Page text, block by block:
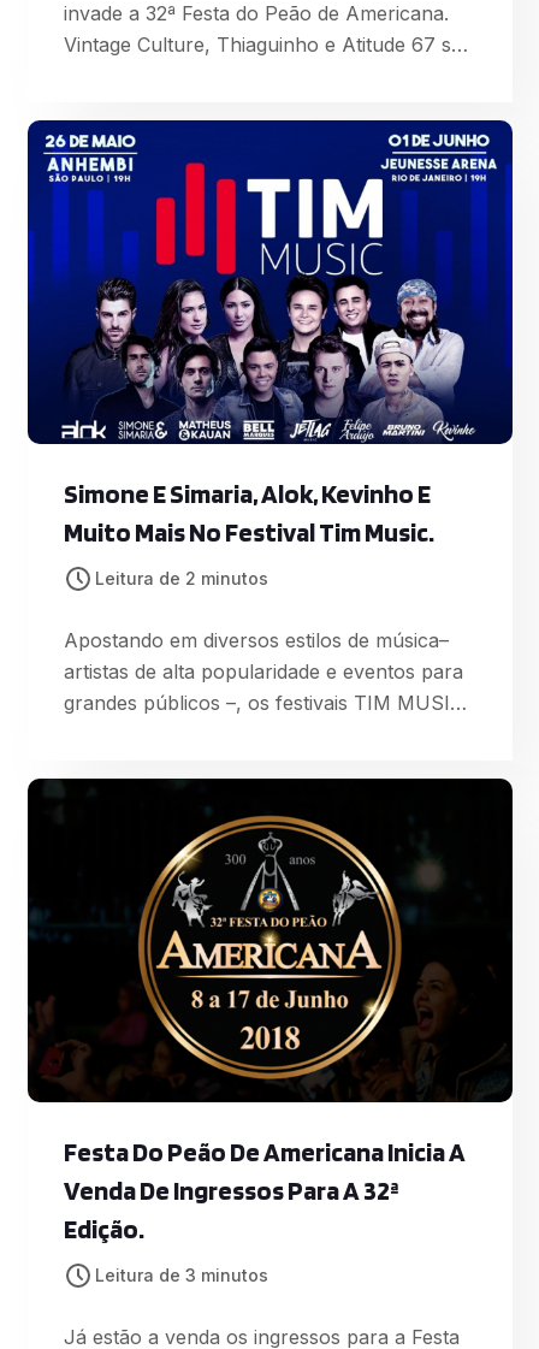
invade a 32ª Festa do Peão de Americana.
Vintage Culture, Thiaguinho e Atitude 67 se
motoqueiro maluco’, promete um show à
parte. A lenda viva das provas off road irá
mostrar toda a habilidade na motocicleta em
provas de tirar o fôlego. Norte-Americano,
Gene ficou fa
Simone E Simaria, Alok, Kevinho E
Muito Mais No Festival Tim Music.
Leitura de 2 minutos
Apostando em diversos estilos de música–
artistas de alta popularidade e eventos para
grandes públicos –, os festivais TIM MUSIC
duas das principais duplas sertanejas,
Simone & Simaria e Matheus & Kauan;
expoentes da música eletrônica mundial,
Alok, Bruno Mar
Festa Do Peão De Americana Inicia A
Venda De Ingressos Para A 32ª
Edição.
Leitura de 3 minutos
Já estão a venda os ingressos para a Festa